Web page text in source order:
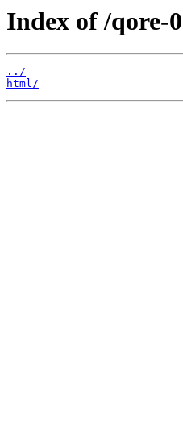
Index of /qore-
../
html/